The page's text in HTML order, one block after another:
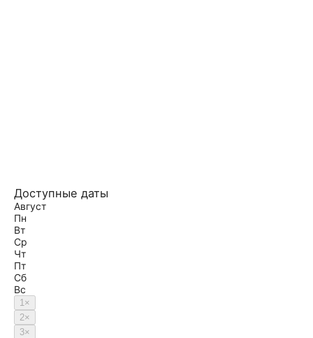
Доступные даты
Август
Пн
Вт
Ср
Чт
Пт
Сб
Вс
1×
2×
3×